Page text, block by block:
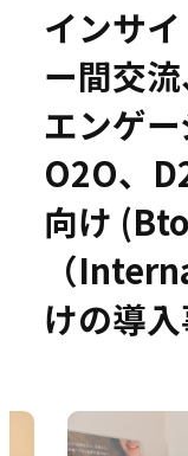
事例
お役立ち情
インサ
ー間交流
エンゲー
O2O、
向け
（
けの導